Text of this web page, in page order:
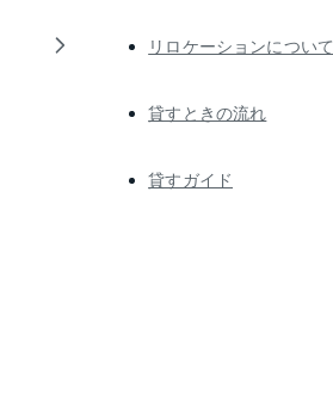
リロケーションについて
貸すときの流れ
貸すガイド